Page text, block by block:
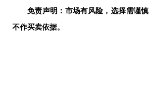
免责声明：市场有风险，选择需谨
不作买卖依据。